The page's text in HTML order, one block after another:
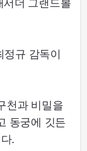
서더 그랜드볼
정규 감독이
천과 비밀을
동궁에 깃든
.